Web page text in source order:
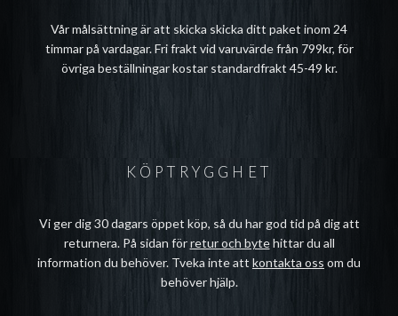
Vår målsättning är att skicka skicka ditt paket inom 24
timmar på vardagar. Fri frakt vid varuvärde från 799kr, för
övriga beställningar kostar standardfrakt 45-49 kr.
KÖPTRYGGHET
Vi ger dig 30 dagars öppet köp, så du har god tid på dig att
returnera. På sidan förretur och bytehittar du all
information du behöver. Tveka inte att kontakta oss om du
behöver hjälp.